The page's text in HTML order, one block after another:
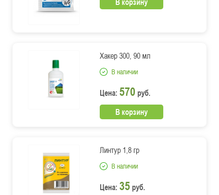
Хакер 300, 90 мл
В наличии
Цена: 570 руб.
В корзину
Линтур 1,8 гр
В наличии
Цена: 35 руб.